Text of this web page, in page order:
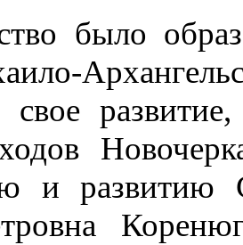
было
свое
и развитию